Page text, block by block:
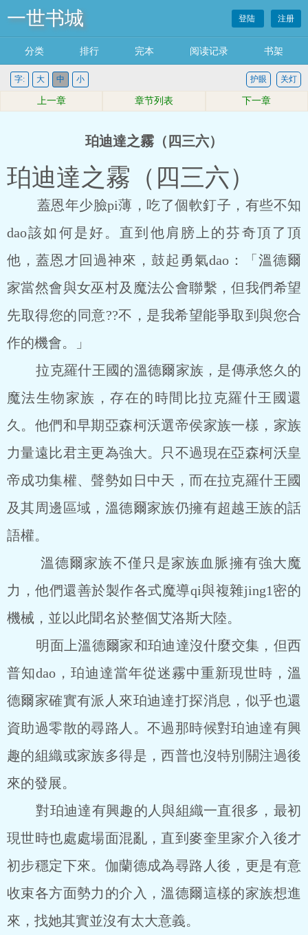
一世书城 登陆 注册
分类 排行 完本 阅读记录 书架
字: 大 中 小 关灯
护眼
上一章 章节列表 下一章
珀迪達之霧（四三六）
珀迪達之霧（四三六）
蓋恩年少臉pi薄，吃了個軟釘子，有些不知
dao該如何是好。直到他肩膀上的芬奇頂了頂
他，蓋恩才回過神來，鼓起勇氣dao：「溫德爾
家當然會與女巫村及魔法公會聯繫，但我們希望
先取得您的同意??不，是我希望能爭取到與您合
作的機會。」
拉克羅什王國的溫德爾家族，是傳承悠久的
魔法生物家族，存在的時間比拉克羅什王國還
久。他們和早期亞森柯沃選帝侯家族一樣，家族
力量遠比君主更為強大。只不過現在亞森柯沃皇
帝成功集權、聲勢如日中天，而在拉克羅什王國
及其周邊區域，溫德爾家族仍擁有超越王族的話
語權。
溫德爾家族不僅只是家族血脈擁有強大魔
力，他們還善於製作各式魔導qi與複雜jing1密的
機械，並以此聞名於整個艾洛斯大陸。
明面上溫德爾家和珀迪達沒什麼交集，但西
普知dao，珀迪達當年從迷霧中重新現世時，溫
德爾家確實有派人來珀迪達打探消息，似乎也還
資助過零散的尋路人。不過那時候對珀迪達有興
趣的組織或家族多得是，西普也沒特別關注過後
來的發展。
對珀迪達有興趣的人與組織一直很多，最初
現世時也處處場面混亂，直到麥奎里家介入後才
初步穩定下來。伽蘭德成為尋路人後，更是有意
收束各方面勢力的介入，溫德爾這樣的家族想進
來，找她其實並沒有太大意義。